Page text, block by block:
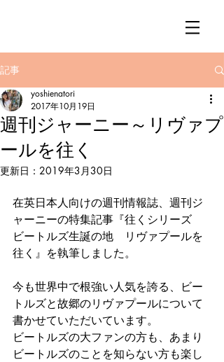
記事
週刊ジャーニー～リヴァプ
ールを往く
yoshienatori
2017年10月19日
更新日： 2019年3月30日
在英日本人向けの週刊情報誌、週刊ジ
ャーニーの特集記事『往くシリーズ
ビートルズ生誕の地　リヴァプールを
往く』を執筆しました。
今も世界中で根強い人気を誇る、ビー
トルズと故郷のリヴァプールについて
書かせていただいています。
ビートルズの大ファンの方も、あまり
ビートルズのことを知らない方も楽し